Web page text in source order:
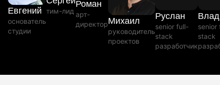
Евгений
основатель
студии
тим-лид
Роман
арт-
директорМихаил
руководитель
проектов
Руслан
senior full-
stack
разработчик
senior
stack